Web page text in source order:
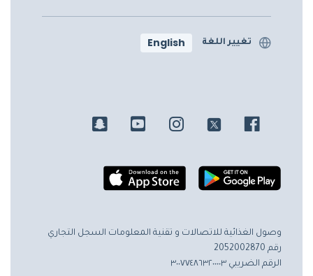
تغيير اللغة English
وصول الغذائية للاتصالات و تقنية المعلومات السجل التجاري
رقم 2052002870
الرقم الضريبي ٣٠٠٧٧٤٨٦٣٢٠٠٠٠٣